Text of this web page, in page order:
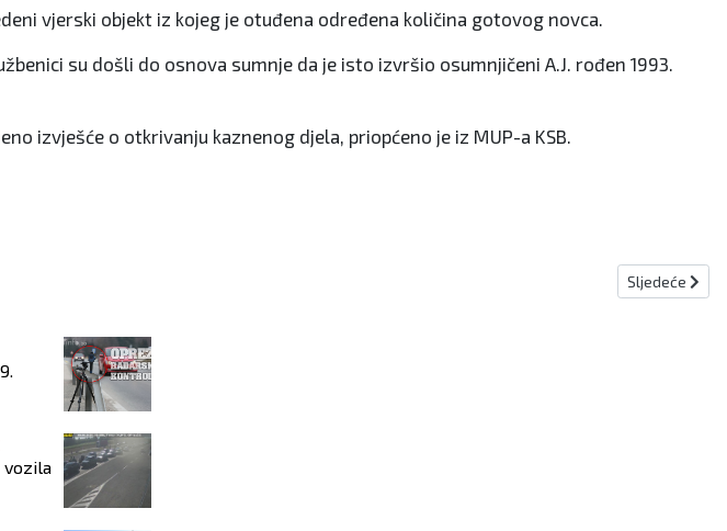
vjerski objekt iz kojeg je otuđena određena količina gotovog novca.
su došli do osnova sumnje da je isto izvršio osumnjičeni A.J. rođen 1993.
izvješće o otkrivanju kaznenog djela, priopćeno je iz MUP-a KSB.
Sljedeći
Sljedeće
vozila